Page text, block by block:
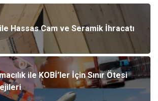
Hassas Cam ve Seramik İhracatı
ile KOBİ’ler İçin Sınır Ötesi